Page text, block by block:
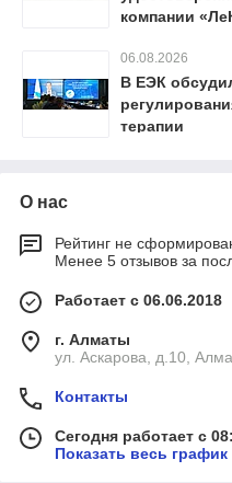
компании
06.08.2026
В ЕЭК
терапии
О нас
Рейтинг не
Менее 5 отзывов за
Работает с 06.06.2018
г. Алматы
ул. Аскарова, д.10,
Контакты
Сегодня работает с
Показать весь